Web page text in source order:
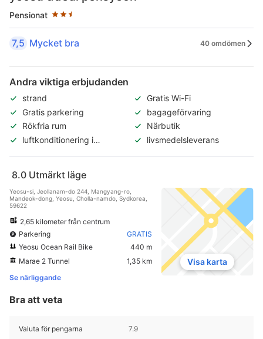
Pensionat
7,5 Mycket bra 40 omdömen
Andra viktiga erbjudanden
strand
Gratis Wi-Fi
Gratis parkering
bagageförvaring
Rökfria rum
Närbutik
luftkonditionering i
livsmedelsleverans
8.0 Utmärkt läge
Yeosu-si, Jeollanam-do 244, Mangyang-ro,
Mandeok-dong, Yeosu, Cholla-namdo, Sydkorea,
59622
2,65 kilometer från centrum
Parkering
GRATIS
Yeosu Ocean Rail Bike
440 m
Marae 2 Tunnel
1,35 km
Se närliggande
Visa karta
Bra att veta
Valuta för pengarna 7.9